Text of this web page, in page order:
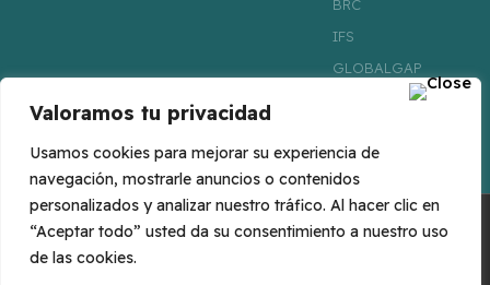
Valoramos tu privacidad
Usamos cookies para mejorar su experiencia de
navegación, mostrarle anuncios o contenidos
personalizados y analizar nuestro tráfico. Al hacer clic en
“Aceptar todo” usted da su consentimiento a nuestro uso
de las cookies.
BRC
IFS
GLOBALGAP